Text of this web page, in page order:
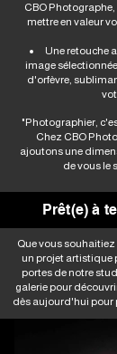
CBO
mettre en valeur
Une retouche
image
d'orfèvre,
"Photographier,
Chez CBO
ajoutons une
de vous le
Prêt(e) à
Que vous
un projet artistique
portes de notre
galerie pour
dès aujourd'hui pour